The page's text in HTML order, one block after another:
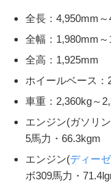
全長：4,950mm
全幅：1,980mm
全高：1,925mm
ホイールベース：
車重：2,360kg～
エンジン(ガソリ
5馬力・66.3kgm
エンジン(ディー
ボ309馬力・